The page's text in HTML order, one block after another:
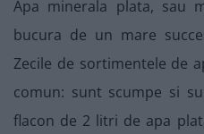
Apa minerala plata, sau
bucura de un mare
Zecile de sortimentele de
comun: sunt scumpe si
flacon de 2 litri de apa